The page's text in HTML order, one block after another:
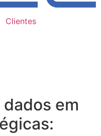
Clientes
em